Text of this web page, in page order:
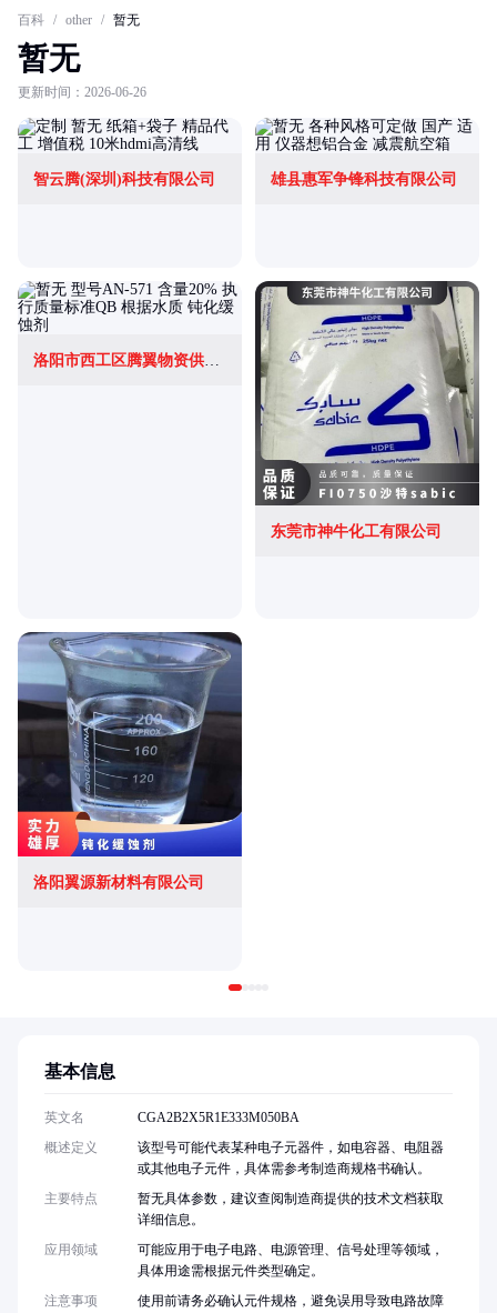
百科 / other / 暂无
暂无
更新时间：2026-06-26
智云腾(深圳)科技有限公司 雄县惠军争锋科技有限公司
东莞市神牛化工有限公司
洛阳翼源新材料有限公司
基本信息
英文名
CGA2B2X5R1E333M050BA
概述定义
该型号可能代表某种电子元器件，如电容器、电阻器
或其他电子元件，具体需参考制造商规格书确认。
主要特点
暂无具体参数，建议查阅制造商提供的技术文档获取
详细信息。
应用领域
可能应用于电子电路、电源管理、信号处理等领域，
具体用途需根据元件类型确定。
注意事项
使用前请务必确认元件规格，避免误用导致电路故障